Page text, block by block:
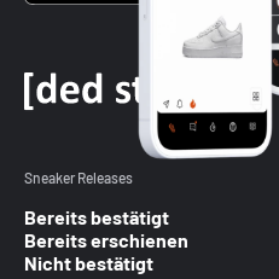
Sneaker Releases
Bereits bestätigt
Bereits erschienen
Nicht bestätigt